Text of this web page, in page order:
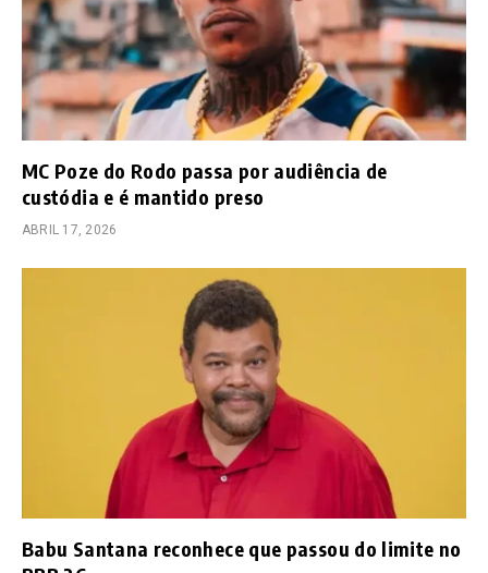
MC Poze do Rodo passa por audiência de
custódia e é mantido preso
ABRIL 17, 2026
Babu Santana reconhece que passou do limite no